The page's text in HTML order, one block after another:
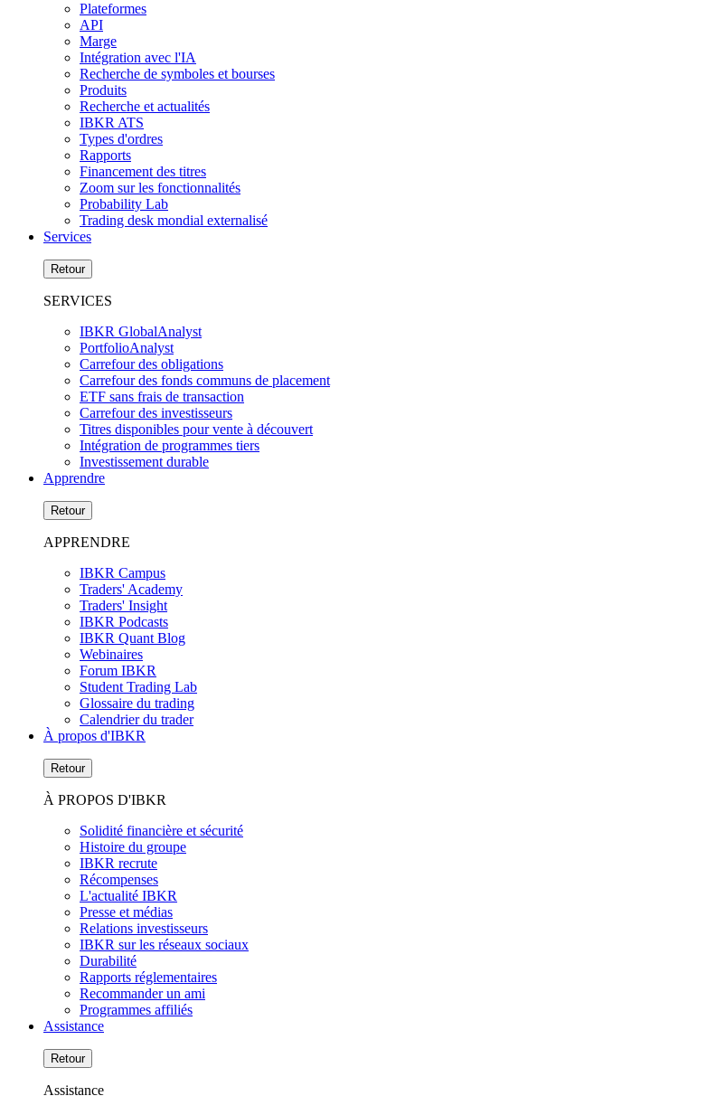
Plateformes
API
Marge
Intégration avec l'IA
Recherche de symboles et bourses
Produits
Recherche et actualités
IBKR ATS
Types d'ordres
Rapports
Financement des titres
Zoom sur les fonctionnalités
Probability Lab
Trading desk mondial externalisé
Services
Retour
SERVICES
IBKR GlobalAnalyst
PortfolioAnalyst
Carrefour des obligations
Carrefour des fonds communs de placement
ETF sans frais de transaction
Carrefour des investisseurs
Titres disponibles pour vente à découvert
Intégration de programmes tiers
Investissement durable
Apprendre
Retour
APPRENDRE
IBKR Campus
Traders' Academy
Traders' Insight
IBKR Podcasts
IBKR Quant Blog
Webinaires
Forum IBKR
Student Trading Lab
Glossaire du trading
Calendrier du trader
À propos d'IBKR
Retour
À PROPOS D'IBKR
Solidité financière et sécurité
Histoire du groupe
IBKR recrute
Récompenses
L'actualité IBKR
Presse et médias
Relations investisseurs
IBKR sur les réseaux sociaux
Durabilité
Rapports réglementaires
Recommander un ami
Programmes affiliés
Assistance
Retour
Assistance